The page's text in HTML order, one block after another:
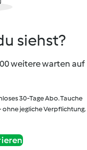
siehst?
weitere warten auf
30-Tage Abo. Tauche
jegliche Verpflichtung.